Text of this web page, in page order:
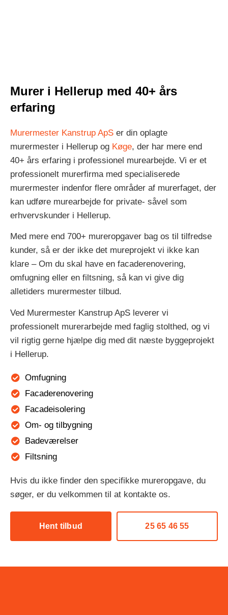
Murer i Hellerup med 40+ års
erfaring
Murermester Kanstrup ApS er din oplagte
murermester i Hellerup og Køge, der har mere end
40+ års erfaring i professionel murearbejde. Vi er et
professionelt murerfirma med specialiserede
murermester indenfor flere områder af murerfaget, der
kan udføre murearbejde for private- såvel som
erhvervskunder i Hellerup.
Med mere end 700+ mureropgaver bag os til tilfredse
kunder, så er der ikke det mureprojekt vi ikke kan
klare – Om du skal have en facaderenovering,
omfugning eller en filtsning, så kan vi give dig
alletiders murermester tilbud.
Ved Murermester Kanstrup ApS leverer vi
professionelt murerarbejde med faglig stolthed, og vi
vil rigtig gerne hjælpe dig med dit næste byggeprojekt
i Hellerup.
Omfugning
Facaderenovering
Facadeisolering
Om- og tilbygning
Badeværelser
Filtsning
Hvis du ikke finder den specifikke mureropgave, du
søger, er du velkommen til at kontakte os.
Hent tilbud 25 65 46 55